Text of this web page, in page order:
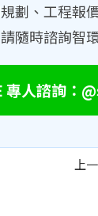
劃、工程報
隨時諮詢智
專人諮詢：
上